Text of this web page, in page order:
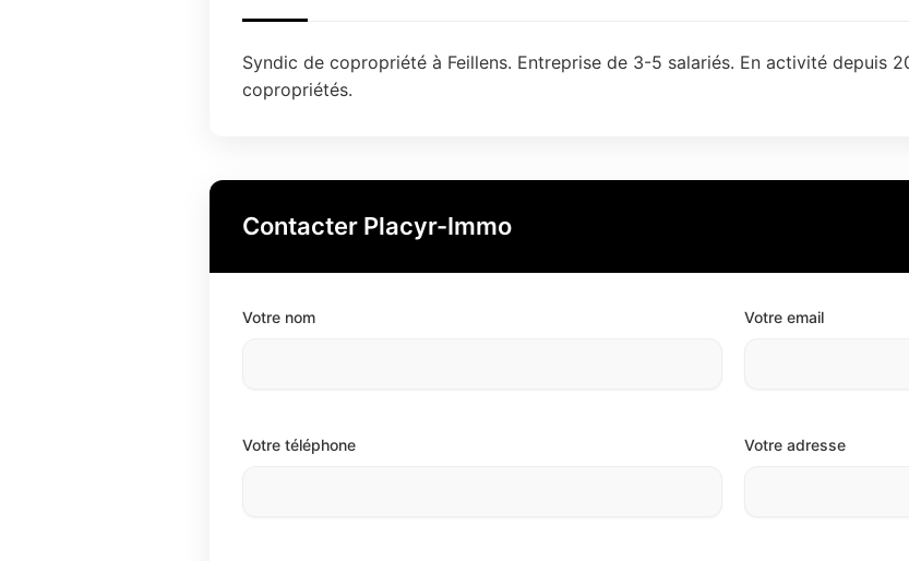
Syndic de copropriété à Feillens. Entreprise de 3-5 salariés. En activité depuis
copropriétés.
Contacter Placyr-Immo
Votre nom Votre email
Votre téléphone Votre adresse